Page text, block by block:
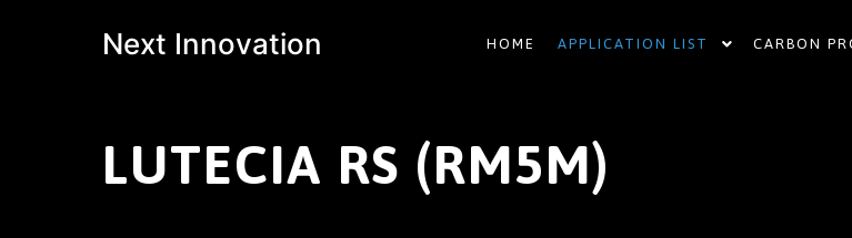
Next Innovation HOME APPLICATION LIST CARBON
LUTECIA RS (RM5M)